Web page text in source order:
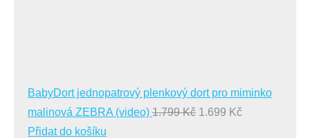
BabyDort jednopatrový plenkový dort pro miminko
malinová ZEBRA (video) 1.799Kč Původní
1.699 KčAktuální
Přidat do košíku